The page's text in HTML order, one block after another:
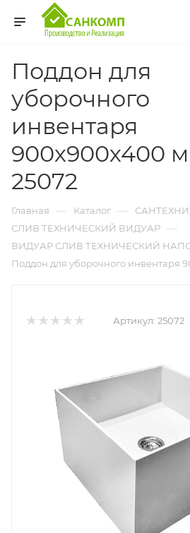
Поддон для
уборочного
инвентаря
900х900х400
25072
Главная — Каталог —
СЛИВ ТЕХНИЧЕСКИЙ ВИДУАР —
ВИДУАР СЛИВ ТЕХНИЧЕСКИЙ
Поддон для уборочного инвентаря
Артикул: 25072